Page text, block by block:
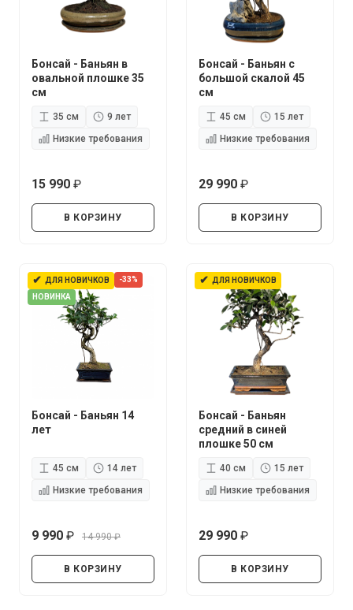
Бонсай - Баньян в
овальной плошке 35
см
35 см
9 лет
Низкие требования
15 990
В КОРЗИНУ
Бонсай - Баньян с
большой скалой 45
см
45 см
15 лет
Низкие требования
29 990
В КОРЗИНУ
✔ ДЛЯ НОВИЧКОВ
-33%
НОВИНКА
Бонсай - Баньян 14
лет
45 см
14 лет
Низкие требования
9 990
14 990
В КОРЗИНУ
✔ ДЛЯ НОВИЧКОВ
Бонсай - Баньян
средний в синей
плошке 50 см
40 см
15 лет
Низкие требования
29 990
В КОРЗИНУ